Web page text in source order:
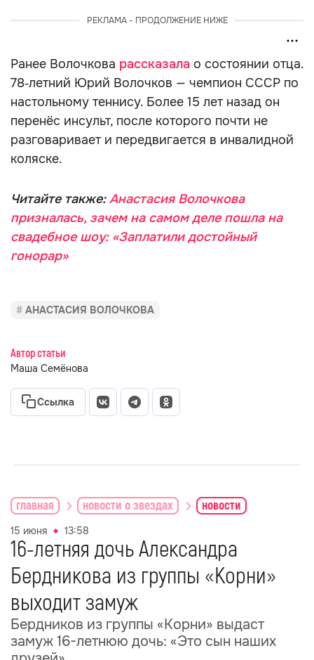
РЕКЛАМА - ПРОДОЛЖЕНИЕ НИЖЕ
Ранее Волочкова рассказала о состоянии отца.
78‑летний Юрий Волочков — чемпион СССР по
настольному теннису. Более 15 лет назад он
перенёс инсульт, после которого почти не
разговаривает и передвигается в инвалидной
коляске.
Читайте также:Анастасия Волочкова
призналась, зачем на самом деле пошла на
свадебное шоу: «Заплатили достойный
гонорар»
АНАСТАСИЯ ВОЛОЧКОВА
Автор статьи
Маша Семёнова
Ссылка
главная новости о звездах новости
15 июня 13:58
16-летняя дочь Александра
Бердникова из группы «Корни»
выходит замуж
Бердников из группы «Корни» выдаст
замуж 16-летнюю дочь: «Это сын наших